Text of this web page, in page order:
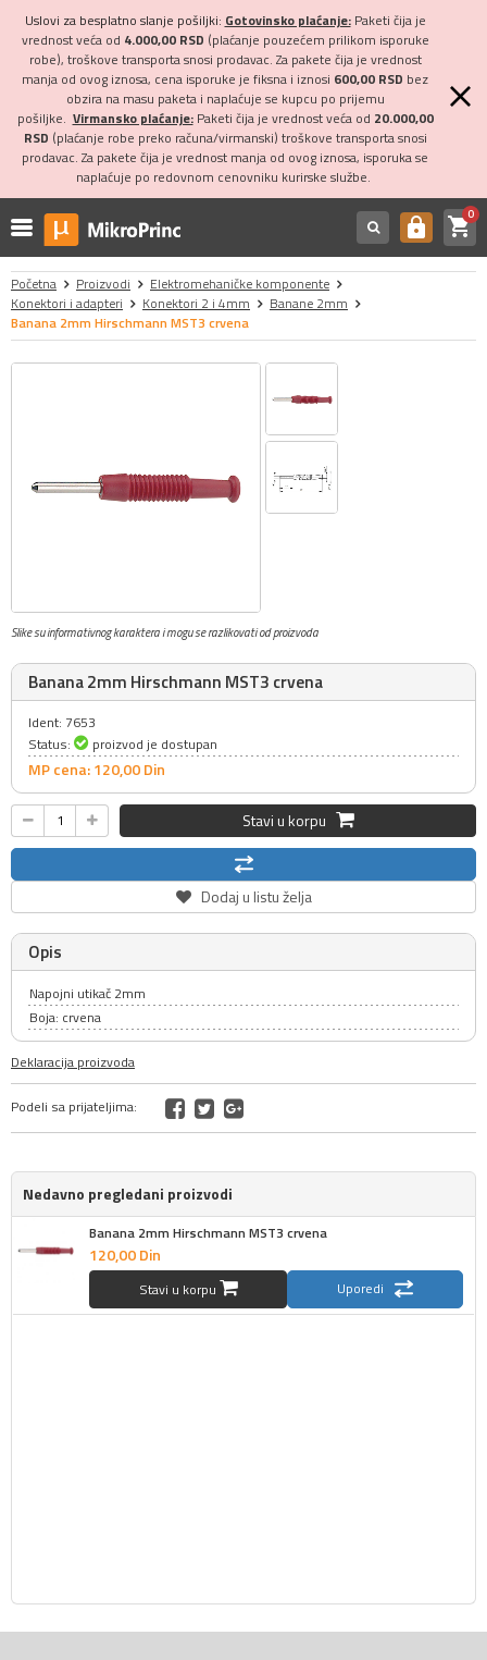
Uslovi za besplatno slanje pošiljki: Gotovinsko plaćanje:Paketi čija je
vrednost veća od 4.000,00 RSD (plaćanje pouzećem prilikom isporuke
robe), troškove transporta snosi prodavac. Za pakete čija je vrednost
manja od ovog iznosa, cena isporuke je fiksna i iznosi 600,00 RSD bez
obzira na masu paketa i naplaćuje se kupcu po prijemu
pošiljke. Virmansko plaćanje:Paketi čija je vrednost veća od 20.000,00
RSD (plaćanje robe preko računa/virmanski) troškove transporta snosi
prodavac. Za pakete čija je vrednost manja od ovog iznosa, isporuka se
naplaćuje po redovnom cenovniku kurirske službe.
https shopping_cart0
Početna Proizvodi
Elektromehaničke komponente
Konektori i adapteri
Konektori 2 i 4mm
Banane 2mm
Banana 2mm Hirschmann MST3 crvena
Slike su informativnog karaktera i mogu se razlikovati od proizvoda
Banana 2mm Hirschmann MST3 crvena
Ident: 7653
Status:
proizvod je dostupan
MP cena: 120,00Din
Stavi u korpu
Dodaj u listu želja
Opis
Napojni utikač 2mm
Boja: crvena
Deklaracija proizvoda
Podeli sa prijateljima:
Nedavno pregledani proizvodi
Banana 2mm Hirschmann MST3 crvena
120,00Din
Stavi u korpu Uporedi